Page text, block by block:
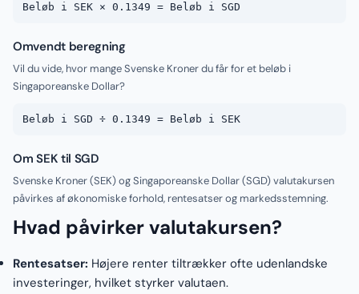
Beløb i SEK × 0.1349 = Beløb i SGD
Omvendt beregning
Vil du vide, hvor mange Svenske Kroner du får for et beløb i
Singaporeanske Dollar?
Beløb i SGD ÷ 0.1349 = Beløb i SEK
Om SEK til SGD
Svenske Kroner (SEK) og Singaporeanske Dollar (SGD) valutakursen
påvirkes af økonomiske forhold, rentesatser og markedsstemning.
Hvad påvirker valutakursen?
Rentesatser: Højere renter tiltrækker ofte udenlandske
investeringer, hvilket styrker valutaen.